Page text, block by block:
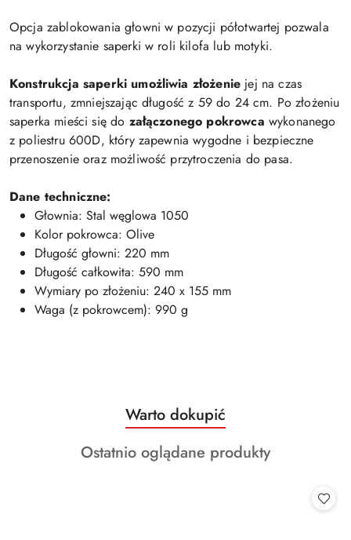
Opcja zablokowania głowni w pozycji półotwartej pozwala
na wykorzystanie saperki w roli kilofa lub motyki.
Konstrukcja saperki umożliwia złożenie jej na czas
transportu, zmniejszając długość z 59 do 24 cm. Po złożeniu
saperka mieści się do załączonego pokrowca wykonanego
z poliestru 600D, który zapewnia wygodne i bezpieczne
przenoszenie oraz możliwość przytroczenia do pasa.
Dane techniczne:
Głownia: Stal węglowa 1050
Kolor pokrowca: Olive
Długość głowni: 220 mm
Długość całkowita: 590 mm
Wymiary po złożeniu: 240 x 155 mm
Waga (z pokrowcem): 990 g
Pomiń karuzelę produktów
Produkty
o
statusie:
Warto dokupić
Produkty
Ostatnio oglądane produkty